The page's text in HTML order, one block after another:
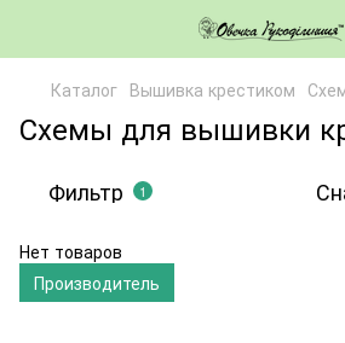
Каталог Вышивка крестиком
Схемы для вышивки
Фильтр 1
Нет товаров
Производитель